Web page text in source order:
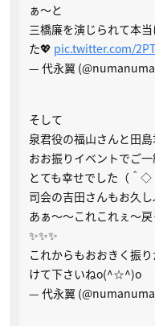
ぁ〜と
三橋廉を演じられて本
た💖 pic.twitter.com/
— 代永翼
そして
泉君役の福山さんと田
おお振りイベントでご
とても幸せでした（＾◇
司会の吉田さんもお久
あぁ〜〜これこれぇ〜
✨✨✨
これからもおおきく振
けて下さいねo(^☆^)o
— 代永翼